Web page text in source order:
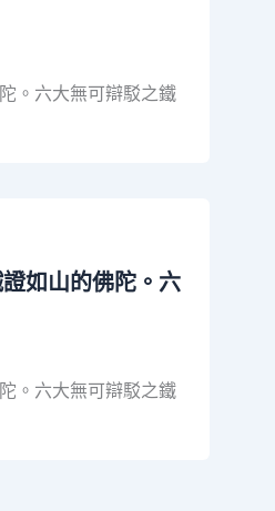
。六大無可辯駁之鐵
如山的佛陀。六
。六大無可辯駁之鐵